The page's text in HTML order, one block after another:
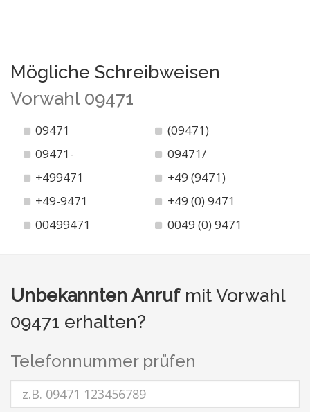
Mögliche Schreibweisen
Vorwahl 09471
09471
(09471)
09471-
09471/
+499471
+49 (9471)
+49-9471
+49 (0) 9471
00499471
0049 (0) 9471
Unbekannten Anrufmit Vorwahl
09471 erhalten?
Telefonnummer prüfen